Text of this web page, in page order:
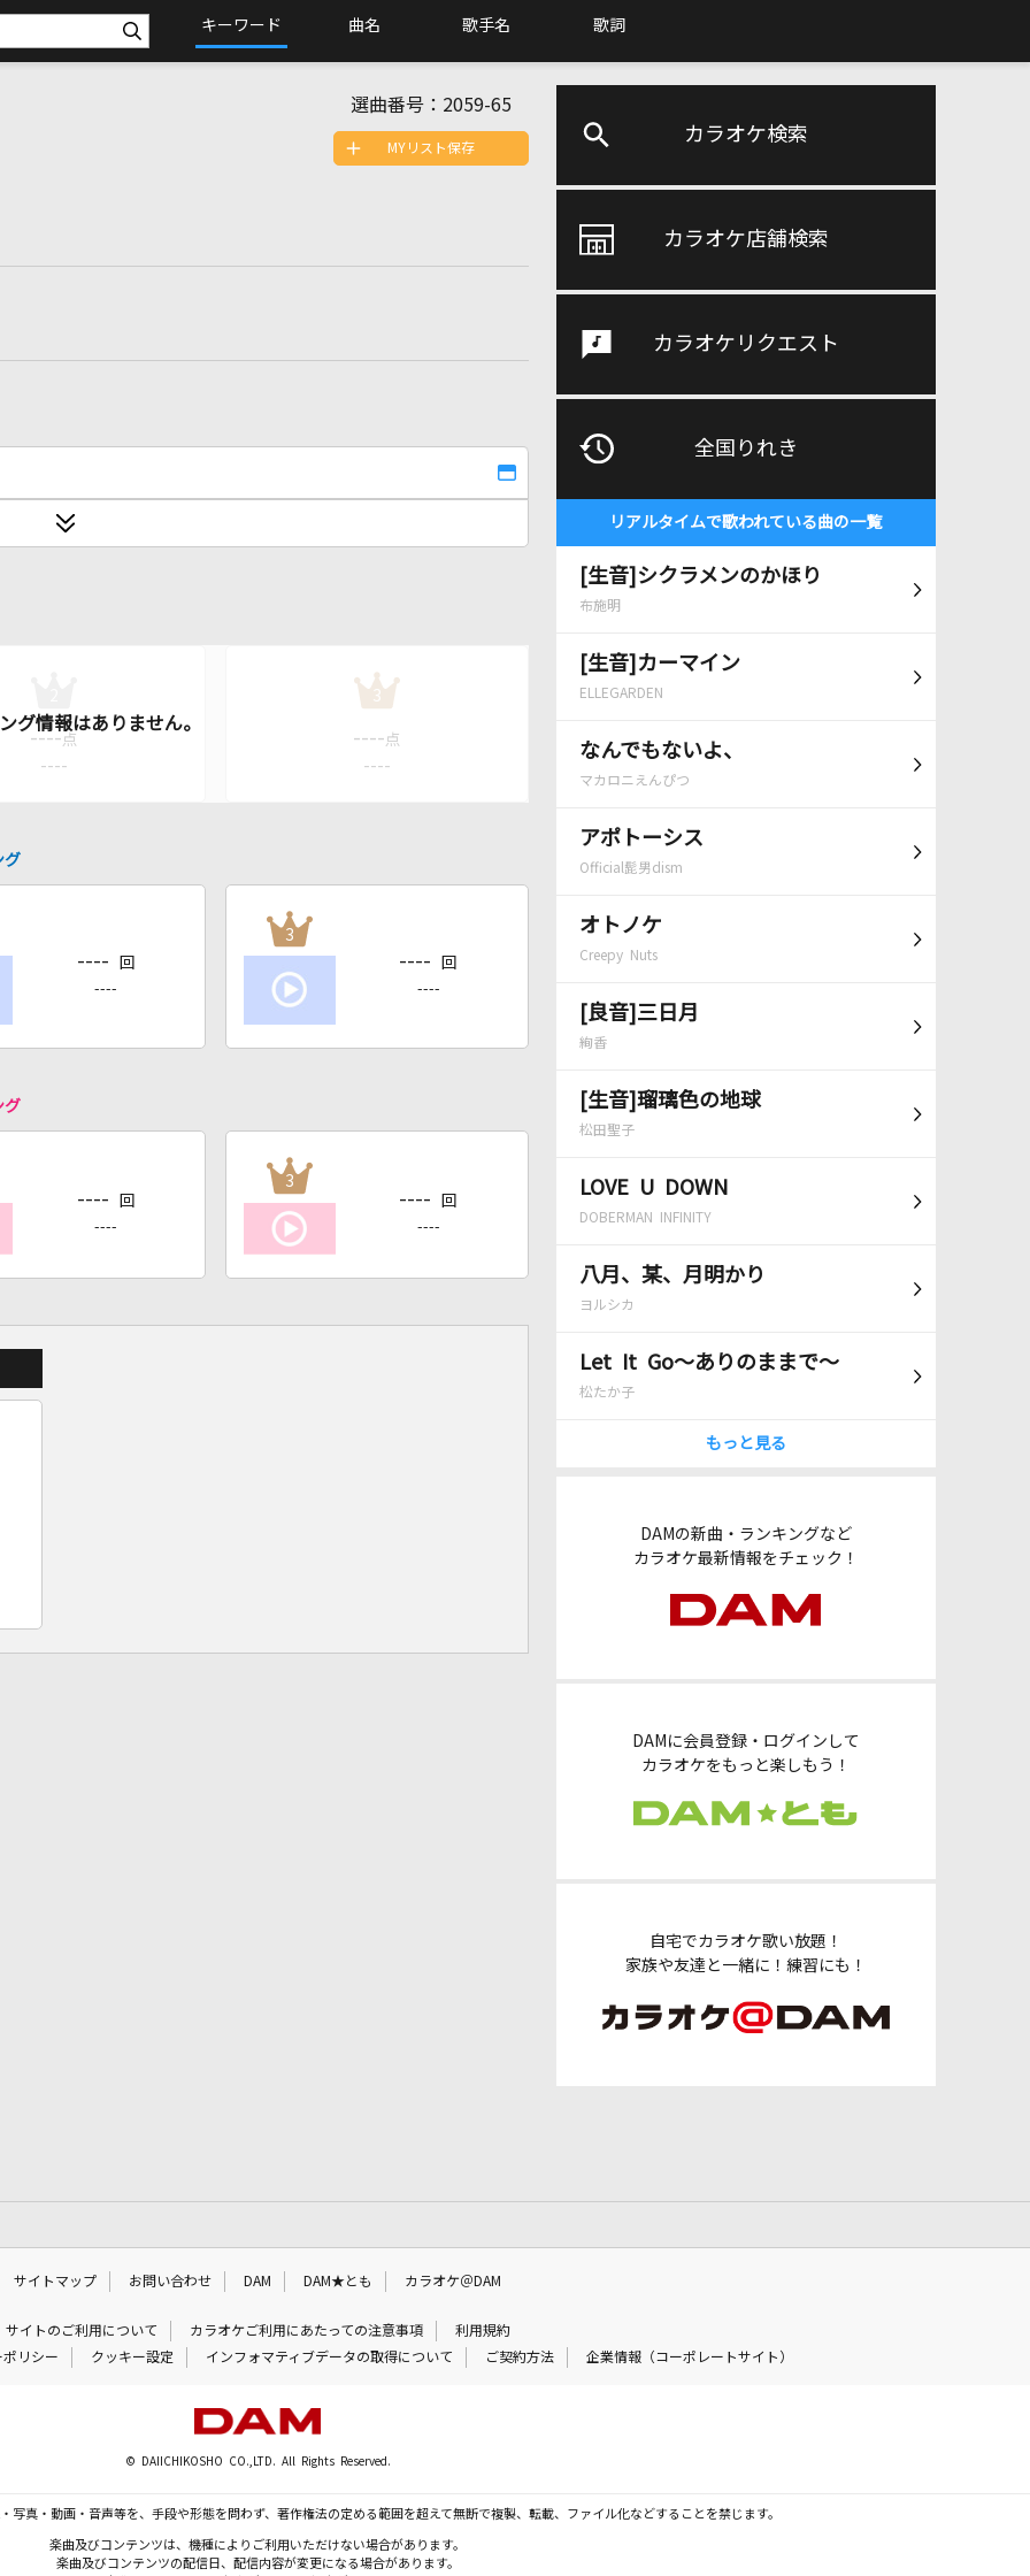
キーワード 曲名 歌手名 歌詞
カラオケ検索
カラオケ店舗検索
カラオケリクエスト
全国りれき
リアルタイムで歌われている曲の一覧
[生音]シクラメンのかほり
布施明
[生音]カーマイン
ELLEGARDEN
なんでもないよ、
マカロニえんぴつ
アポトーシス
Official髭男dism
オトノケ
Creepy Nuts
[良音]三日月
絢香
[生音]瑠璃色の地球
松田聖子
LOVE U DOWN
DOBERMAN INFINITY
八月、某、月明かり
ヨルシカ
Let It Go～ありのままで～
松たか子
もっと見る
DAMの新曲・ランキングなど
カラオケ最新情報をチェック！
DAMに会員登録・ログインして
カラオケをもっと楽しもう！
自宅でカラオケ歌い放題！
家族や友達と一緒に！練習にも！
選曲番号： 2059-65
MYリスト保存
---- 点
----
3
---- 点
----
グ
---- 回
----
3
---- 回
----
グ
---- 回
----
3
---- 回
----
サイトマップ お問い合わせ DAM DAM★とも カラオケ＠DAM
サイトのご利用について カラオケご利用にあたっての注意事項
利用規約
リシー
クッキー設定 インフォマティブデータの取得について ご契約方法 企業情報（コーポレートサイト）
© DAIICHIKOSHO CO.,LTD. All Rights Reserved.
写真・動画・音声等を、手段や形態を問わず、著作権法の定める範囲を超えて無断で複製、転載、ファイル化などすることを禁じます。
楽曲及びコンテンツは、機種によりご利用いただけない場合があります。
楽曲及びコンテンツの配信日、配信内容が変更になる場合があります。